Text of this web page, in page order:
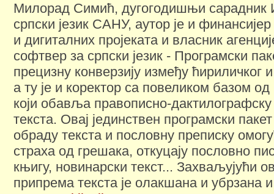
Милорад Симић, дугогодишњи сарадник
српски језик САНУ, аутор је и
и дигиталних пројеката и власник
софтвер за српски језик - Програмски
прецизну конверзију између ћириличког
а ту је и коректор са повеликом базом
који обавља правописно-
текста. Овај јединствен програмски
обраду текста и пословну преписку
страха од грешака, откуцају пословно
књигу, новинарски текст... Захваљујући
припрема текста је олакшана и убрзана